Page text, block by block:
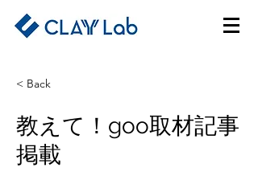
< Back
教えて！goo取材記事
掲載